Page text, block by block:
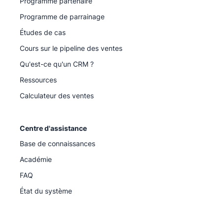
Programme de parrainage
Études de cas
Cours sur le pipeline des ventes
Qu'est-ce qu'un CRM ?
Ressources
Calculateur des ventes
Centre d'assistance
Base de connaissances
Académie
FAQ
État du système